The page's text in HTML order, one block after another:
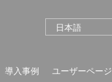
日本語
導入事例 ユーザーページ